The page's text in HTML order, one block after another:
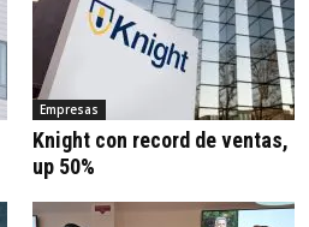
Empresas
Knight con record de ventas,
up 50%